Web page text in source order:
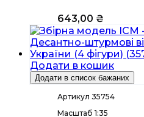
643,00 ₴
Додати в кошик
Додати в список бажаних
Артикул 35754
Масштаб 1:35